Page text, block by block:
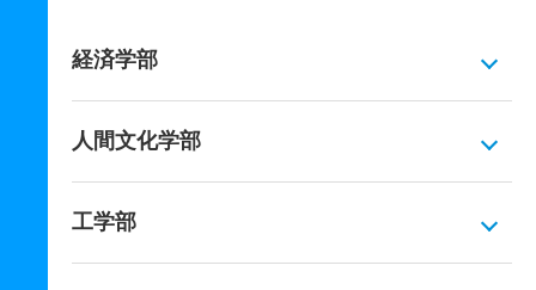
経済学部
人間文化学部
工学部